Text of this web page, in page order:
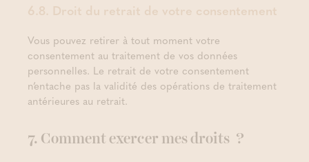
6.8. Droit du retrait de votre consentement
Vous pouvez retirer à tout moment votre
consentement au traitement de vos données
personnelles. Le retrait de votre consentement
n’entache pas la validité des opérations de traitement
antérieures au retrait.
7. Comment exercer mes droits ?